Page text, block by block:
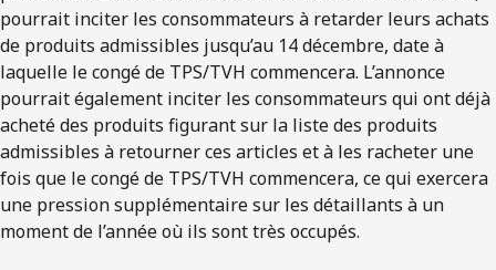
pourrait inciter les consommateurs à retarder leurs achats
de produits admissibles jusqu’au 14 décembre, date à
laquelle le congé de TPS/TVH commencera. L’annonce
pourrait également inciter les consommateurs qui ont déjà
acheté des produits figurant sur la liste des produits
admissibles à retourner ces articles et à les racheter une
fois que le congé de TPS/TVH commencera, ce qui exercera
une pression supplémentaire sur les détaillants à un
moment de l’année où ils sont très occupés.